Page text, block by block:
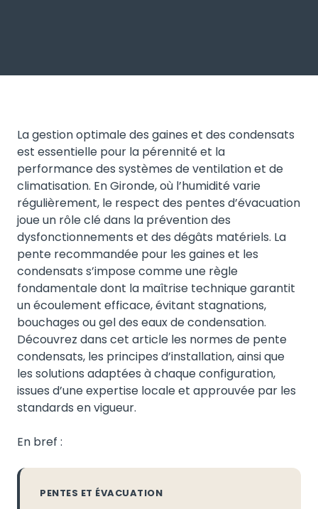
La gestion optimale des gaines et des condensats
est essentielle pour la pérennité et la
performance des systèmes de ventilation et de
climatisation. En Gironde, où l’humidité varie
régulièrement, le respect des pentes d’évacuation
joue un rôle clé dans la prévention des
dysfonctionnements et des dégâts matériels. La
pente recommandée pour les gaines et les
condensats s’impose comme une règle
fondamentale dont la maîtrise technique garantit
un écoulement efficace, évitant stagnations,
bouchages ou gel des eaux de condensation.
Découvrez dans cet article les normes de pente
condensats, les principes d’installation, ainsi que
les solutions adaptées à chaque configuration,
issues d’une expertise locale et approuvée par les
standards en vigueur.
En bref :
PENTES ET ÉVACUATION